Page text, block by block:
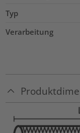
Typ
Verarbeitung